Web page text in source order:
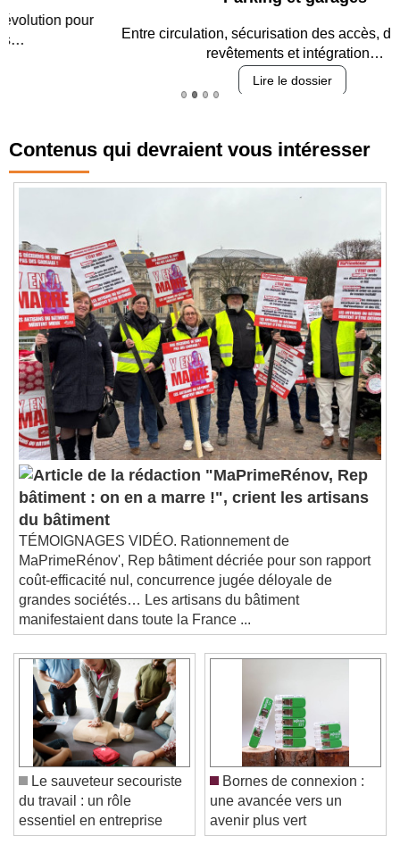
Entre circulation, sécurisation des accès, durabilité des
revêtements et intégration…
Contenus qui devraient vous intéresser
"MaPrimeRénov, Rep
bâtiment : on en a marre !", crient les artisans
du bâtiment
TÉMOIGNAGES VIDÉO. Rationnement de
MaPrimeRénov', Rep bâtiment décriée pour son rapport
coût-efficacité nul, concurrence jugée déloyale de
grandes sociétés… Les artisans du bâtiment
manifestaient dans toute la France ...
Le sauveteur secouriste
du travail : un rôle
essentiel en entreprise
Bornes de connexion :
une avancée vers un
avenir plus vert